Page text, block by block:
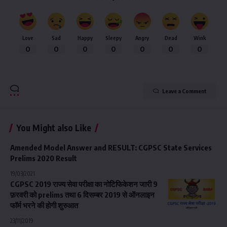
Love
0
Sad
0
Happy
0
Sleepy
0
Angry
0
Dead
0
Wink
0
Leave a Comment
You Might also Like
Amended Model Answer and RESULT: CGPSC State Services
Prelims 2020 Result
19/03/2021
CGPSC 2019 राज्य सेवा परीक्षा का नोटिफिकेशन जारी 9
फ़रवरी को prelims तथा 6 दिसम्बर 2019 से ऑनलाइन
फॉर्म भरने की होगी शुरुआत
23/11/2019